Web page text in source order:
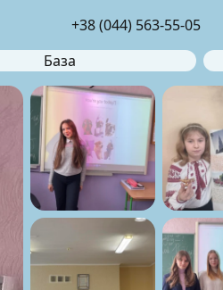
+38 (044) 563-55-05
База